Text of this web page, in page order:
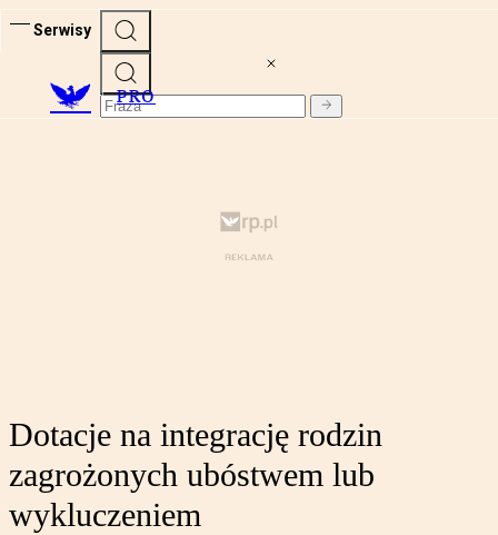
Serwisy
PRO
Dotacje na integrację rodzin
zagrożonych ubóstwem lub
wykluczeniem